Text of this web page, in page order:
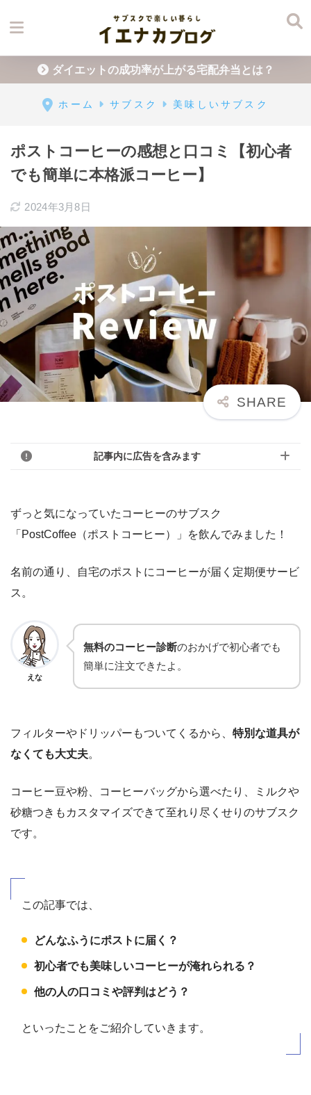
ダイエットの成功率が上がる宅配弁当とは？
ホーム サブスク 美味しいサブスク
ポストコーヒーの感想と口コミ【初心者
でも簡単に本格派コーヒー】
2024年3月8日
記事内に広告を含みます
ずっと気になっていたコーヒーのサブスク
「PostCoffee（ポストコーヒー）」を飲んでみました！
名前の通り、自宅のポストにコーヒーが届く定期便サービ
ス。
えな
無料のコーヒー診断のおかげで初心者でも
簡単に注文できたよ。
フィルターやドリッパーもついてくるから、 特別な道具が
なくても大丈夫。
コーヒー豆や粉、コーヒーバッグから選べたり、ミルクや
砂糖つきもカスタマイズできて至れり尽くせりのサブスク
です。
この記事では、
どんなふうにポストに届く？
初心者でも美味しいコーヒーが淹れられる？
他の人の口コミや評判はどう？
といったことをご紹介していきます。